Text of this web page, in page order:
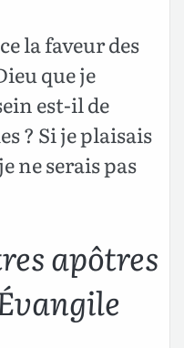
la faveur des
que je
est-il de
? Si je plaisais
ne serais pas
apôtres